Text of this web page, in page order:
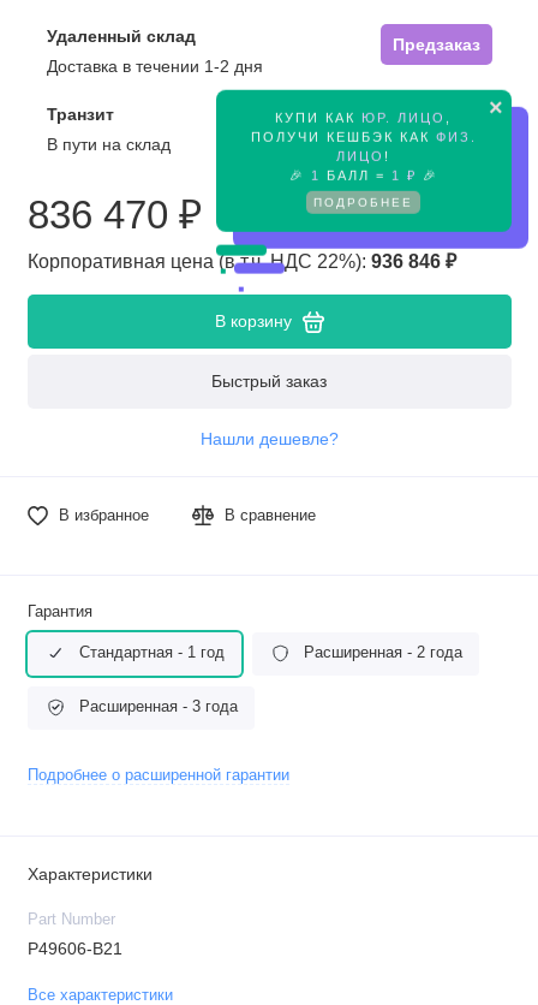
×
КУПИ КАК ЮР. ЛИЦО
ПОЛУЧИ КЕШБЭК КАК ФИЗ.
ЛИЦО !
🎉
1 БАЛЛ = 1 ₽ 🎉
ПОДРОБНЕЕ
Удаленный склад
Предзаказ
Доставка в течении 1-2 дня
Транзит
Предзаказ
В пути на склад
836 470 ₽
Корпоративная цена (в т.ч. НДС 22%): 936 846 ₽
В корзину
Быстрый заказ
Нашли дешевле?
В избранное В сравнение
Гарантия
Стандартная - 1 год Расширенная - 2 года
Расширенная - 3 года
Подробнее о расширенной гарантии
Характеристики
Part Number
P49606-B21
Все характеристики